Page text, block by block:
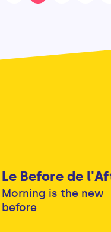
Le Before de
Morning is the new
before